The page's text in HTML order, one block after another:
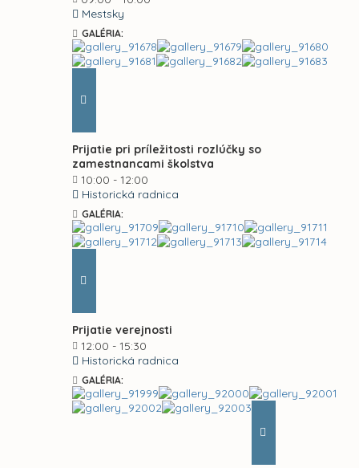
Mestsky
GALÉRIA:
Prijatie pri príležitosti rozlúčky so
zamestnancami školstva
10:00 - 12:00
Historická radnica
GALÉRIA:
Prijatie verejnosti
12:00 - 15:30
Historická radnica
GALÉRIA: